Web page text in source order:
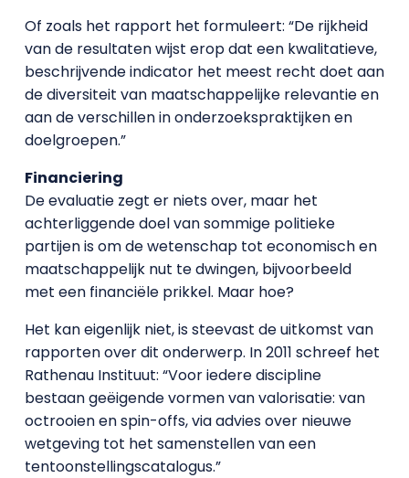
Of zoals het rapport het formuleert: “De rijkheid
van de resultaten wijst erop dat een kwalitatieve,
beschrijvende indicator het meest recht doet aan
de diversiteit van maatschappelijke relevantie en
aan de verschillen in onderzoekspraktijken en
doelgroepen.”
Financiering
De evaluatie zegt er niets over, maar het
achterliggende doel van sommige politieke
partijen is om de wetenschap tot economisch en
maatschappelijk nut te dwingen, bijvoorbeeld
met een financiële prikkel. Maar hoe?
Het kan eigenlijk niet, is steevast de uitkomst van
rapporten over dit onderwerp. In 2011 schreef het
Rathenau Instituut: “Voor iedere discipline
bestaan geëigende vormen van valorisatie: van
octrooien en spin-offs, via advies over nieuwe
wetgeving tot het samenstellen van een
tentoonstellingscatalogus.”